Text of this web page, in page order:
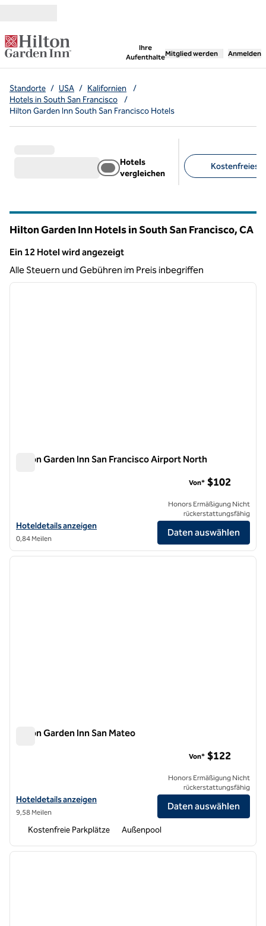
Ihre
Aufenthalte
,öffnet neue
Mitglied werden Anmelden
Standorte / USA / Kalifornien
/
Hotels in South San Francisco
/
Hilton Garden Inn South San Francisco Hotels
Hotels
vergleichen
Kostenfreies
Hilton Garden Inn Hotels in South San Francisco,CA
Ein 12 Hotel wird angezeigt
Ein 12 Hotel wird angezeigt
Alle Steuern und Gebühren im Preis inbegriffen
1 von 12
Hilton Garden Inn San Francisco Airport North
Hoteldetails für das Hilton Garden Inn San Francisco Airport North
Hoteldetails anzeigen
0,84 Meilen
Von* $102
Honors Ermäßigung Nicht
rückerstattungsfähig
Daten auswählen
1/12
1 von 12
Hilton Garden Inn San Mateo
Hoteldetails für das Hilton Garden Inn San Mateo anzeigen
Hoteldetails anzeigen
9,58 Meilen
Von* $122
Honors Ermäßigung Nicht
rückerstattungsfähig
Daten auswählen
Kostenfreie Parkplätze Außenpool
1 von 8